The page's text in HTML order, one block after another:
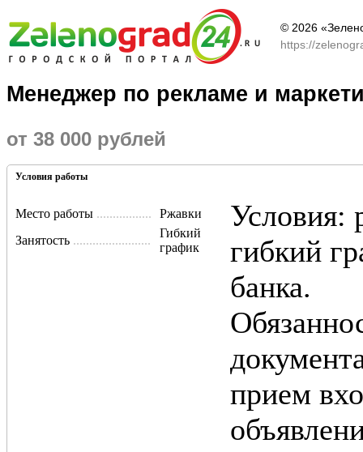
© 2026
https://
Менеджер по рекламе и
от 38 000 рублей
Условия работы
Место работы
Ржавки
Занятость
Гибкий
график
Условия:
гибкий
банка.
прием